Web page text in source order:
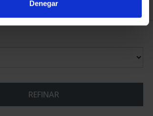
Denegar
REFINAR